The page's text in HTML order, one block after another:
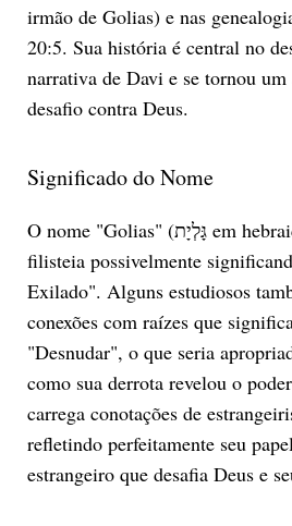
irmão de Golias) e nas
20:5. Sua história é central no
narrativa de Davi e se tornou
desafio contra Deus.
Significado do Nome
O nome "Golias" (גָּלְיָת em hebraico) é de origem
filisteia possivelmente
Exilado". Alguns estudiosos
conexões com raízes que
"Desnudar", o que seria
como sua derrota revelou o
carrega conotações de
refletindo perfeitamente seu
estrangeiro que desafia Deus e